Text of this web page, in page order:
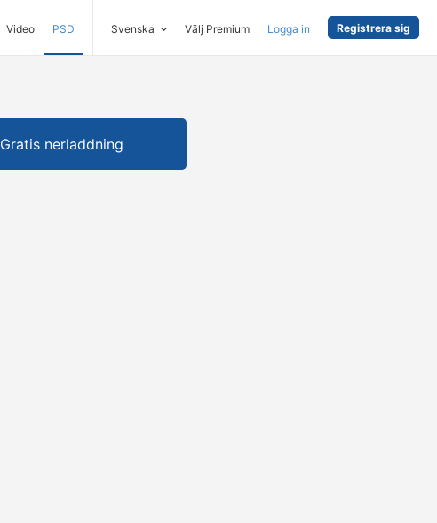
Video PSD Svenska Välj Premium Logga in Registrera sig
Gratis nerladdning